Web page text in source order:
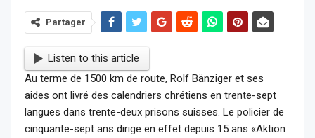
Partager
Listen to this article
Au terme de 1500 km de route, Rolf Bänziger et ses
aides ont livré des calendriers chrétiens en trente-sept
langues dans trente-deux prisons suisses. Le policier de
cinquante-sept ans dirige en effet depuis 15 ans «Aktion